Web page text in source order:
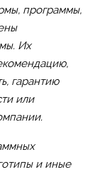
программы,
Их
гарантию
или
и иные